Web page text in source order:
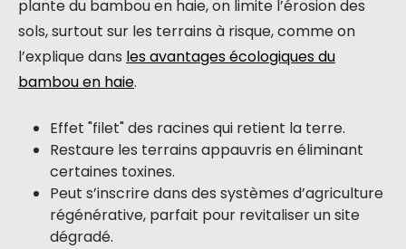
plante du bambou en haie, on limite l’érosion des
sols, surtout sur les terrains à risque, comme on
l’explique dans les avantages écologiques du
bambou en haie.
Effet "filet" des racines qui retient la terre.
Restaure les terrains appauvris en éliminant
certaines toxines.
Peut s’inscrire dans des systèmes d’agriculture
régénérative, parfait pour revitaliser un site
dégradé.